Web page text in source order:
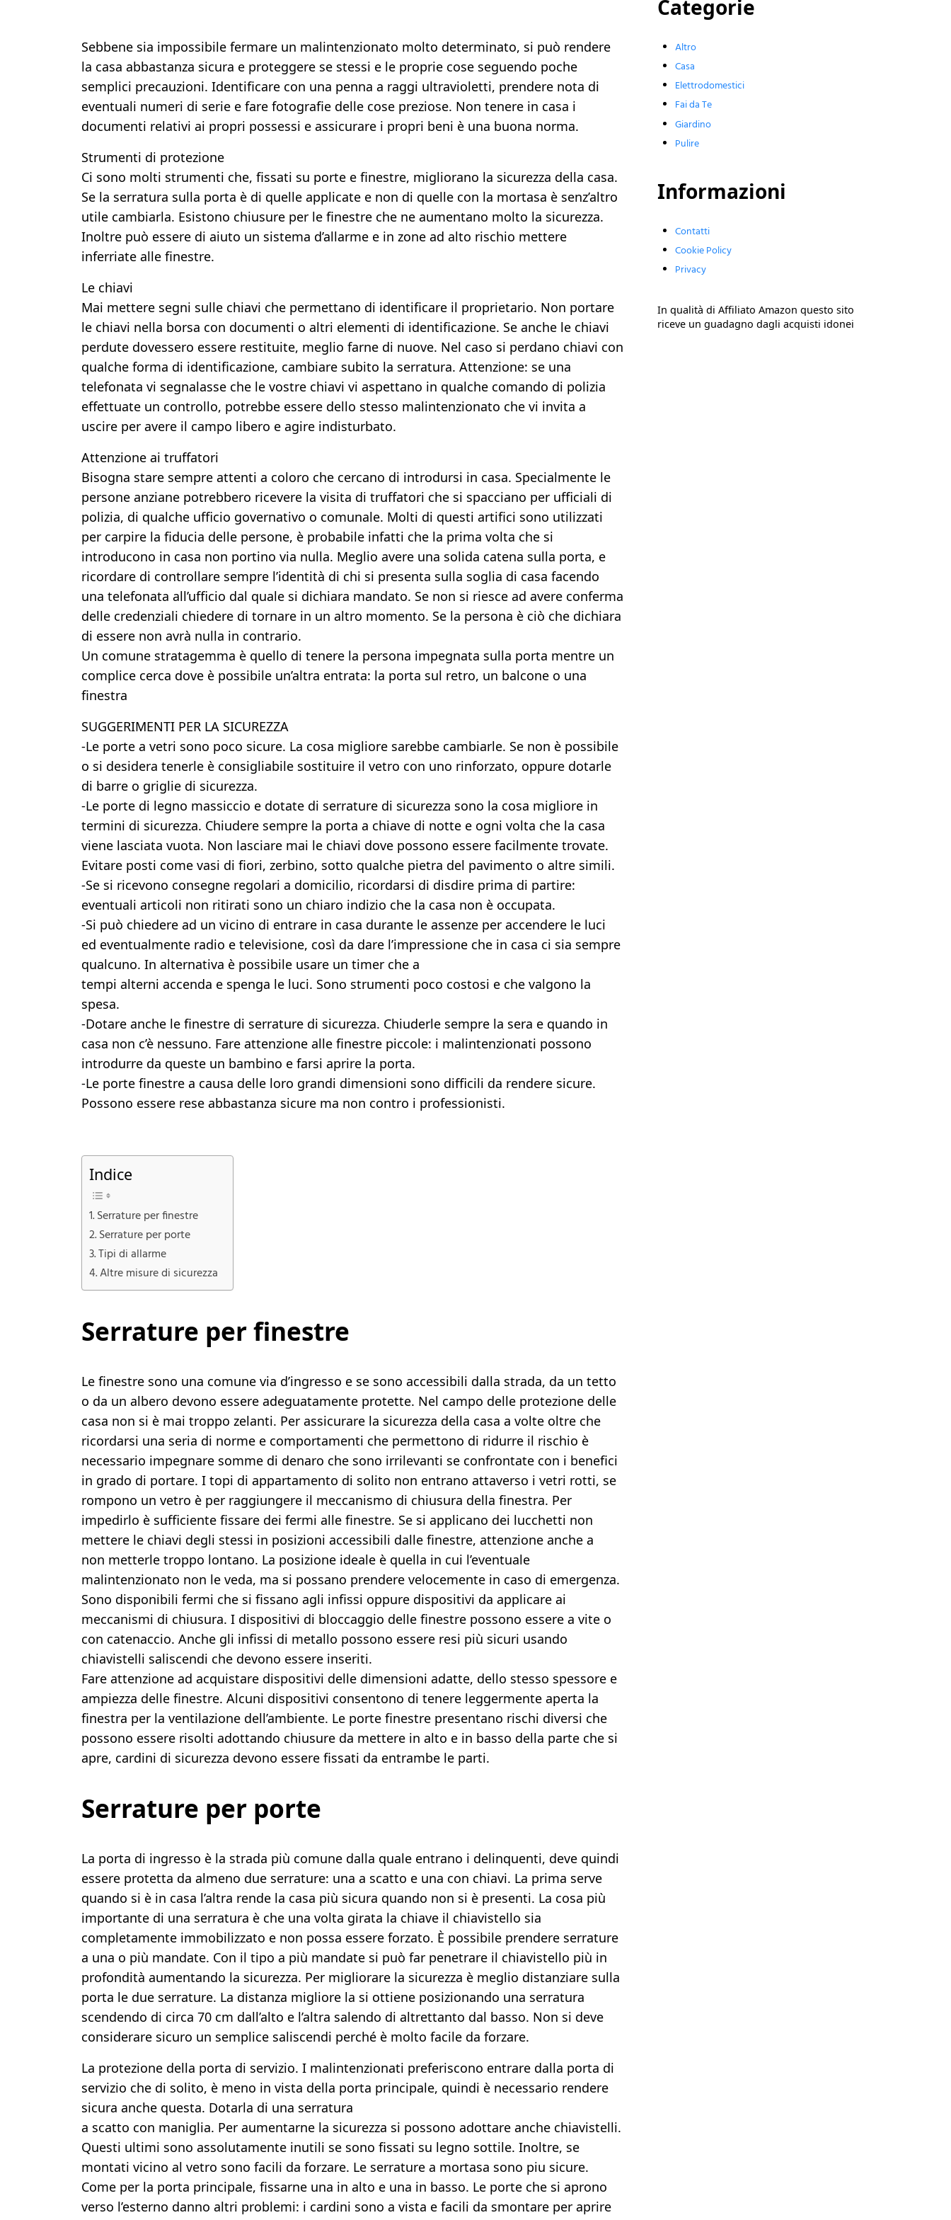
Sebbene sia impossibile fermare un malintenzionato molto determinato, si può rendere
la casa abbastanza sicura e proteggere se stessi e le proprie cose seguendo poche
semplici precauzioni. Identificare con una penna a raggi ultravioletti, prendere nota di
eventuali numeri di serie e fare fotografie delle cose preziose. Non tenere in casa i
documenti relativi ai propri possessi e assicurare i propri beni è una buona norma.
Strumenti di protezione
Ci sono molti strumenti che, fissati su porte e finestre, migliorano la sicurezza della casa.
Se la serratura sulla porta è di quelle applicate e non di quelle con la mortasa è senz’altro
utile cambiarla. Esistono chiusure per le finestre che ne aumentano molto la sicurezza.
Inoltre può essere di aiuto un sistema d’allarme e in zone ad alto rischio mettere
inferriate alle finestre.
Le chiavi
Mai mettere segni sulle chiavi che permettano di identificare il proprietario. Non portare
le chiavi nella borsa con documenti o altri elementi di identificazione. Se anche le chiavi
perdute dovessero essere restituite, meglio farne di nuove. Nel caso si perdano chiavi con
qualche forma di identificazione, cambiare subito la serratura. Attenzione: se una
telefonata vi segnalasse che le vostre chiavi vi aspettano in qualche comando di polizia
effettuate un controllo, potrebbe essere dello stesso malintenzionato che vi invita a
uscire per avere il campo libero e agire indisturbato.
Attenzione ai truffatori
Bisogna stare sempre attenti a coloro che cercano di introdursi in casa. Specialmente le
persone anziane potrebbero ricevere la visita di truffatori che si spacciano per ufficiali di
polizia, di qualche ufficio governativo o comunale. Molti di questi artifici sono utilizzati
per carpire la fiducia delle persone, è probabile infatti che la prima volta che si
introducono in casa non portino via nulla. Meglio avere una solida catena sulla porta, e
ricordare di controllare sempre l’identità di chi si presenta sulla soglia di casa facendo
una telefonata all’ufficio dal quale si dichiara mandato. Se non si riesce ad avere conferma
delle credenziali chiedere di tornare in un altro momento. Se la persona è ciò che dichiara
di essere non avrà nulla in contrario.
Un comune stratagemma è quello di tenere la persona impegnata sulla porta mentre un
complice cerca dove è possibile un’altra entrata: la porta sul retro, un balcone o una
finestra
SUGGERIMENTI PER LA SICUREZZA
-Le porte a vetri sono poco sicure. La cosa migliore sarebbe cambiarle. Se non è possibile
o si desidera tenerle è consigliabile sostituire il vetro con uno rinforzato, oppure dotarle
di barre o griglie di sicurezza.
-Le porte di legno massiccio e dotate di serrature di sicurezza sono la cosa migliore in
termini di sicurezza. Chiudere sempre la porta a chiave di notte e ogni volta che la casa
viene lasciata vuota. Non lasciare mai le chiavi dove possono essere facilmente trovate.
Evitare posti come vasi di fiori, zerbino, sotto qualche pietra del pavimento o altre simili.
-Se si ricevono consegne regolari a domicilio, ricordarsi di disdire prima di partire:
eventuali articoli non ritirati sono un chiaro indizio che la casa non è occupata.
-Si può chiedere ad un vicino di entrare in casa durante le assenze per accendere le luci
ed eventualmente radio e televisione, così da dare l’impressione che in casa ci sia sempre
qualcuno. In alternativa è possibile usare un timer che a
tempi alterni accenda e spenga le luci. Sono strumenti poco costosi e che valgono la
spesa.
-Dotare anche le finestre di serrature di sicurezza. Chiuderle sempre la sera e quando in
casa non c’è nessuno. Fare attenzione alle finestre piccole: i malintenzionati possono
introdurre da queste un bambino e farsi aprire la porta.
-Le porte finestre a causa delle loro grandi dimensioni sono difficili da rendere sicure.
Possono essere rese abbastanza sicure ma non contro i professionisti.
Indice
Serrature per finestre
Serrature per porte
Tipi di allarme
Altre misure di sicurezza
Serrature per finestre
Le finestre sono una comune via d’ingresso e se sono accessibili dalla strada, da un tetto
o da un albero devono essere adeguatamente protette. Nel campo delle protezione delle
casa non si è mai troppo zelanti. Per assicurare la sicurezza della casa a volte oltre che
ricordarsi una seria di norme e comportamenti che permettono di ridurre il rischio è
necessario impegnare somme di denaro che sono irrilevanti se confrontate con i benefici
in grado di portare. I topi di appartamento di solito non entrano attaverso i vetri rotti, se
rompono un vetro è per raggiungere il meccanismo di chiusura della finestra. Per
impedirlo è sufficiente fissare dei fermi alle finestre. Se si applicano dei lucchetti non
mettere le chiavi degli stessi in posizioni accessibili dalle finestre, attenzione anche a
non metterle troppo lontano. La posizione ideale è quella in cui l’eventuale
malintenzionato non le veda, ma si possano prendere velocemente in caso di emergenza.
Sono disponibili fermi che si fissano agli infissi oppure dispositivi da applicare ai
meccanismi di chiusura. I dispositivi di bloccaggio delle finestre possono essere a vite o
con catenaccio. Anche gli infissi di metallo possono essere resi più sicuri usando
chiavistelli saliscendi che devono essere inseriti.
Fare attenzione ad acquistare dispositivi delle dimensioni adatte, dello stesso spessore e
ampiezza delle finestre. Alcuni dispositivi consentono di tenere leggermente aperta la
finestra per la ventilazione dell’ambiente. Le porte finestre presentano rischi diversi che
possono essere risolti adottando chiusure da mettere in alto e in basso della parte che si
apre, cardini di sicurezza devono essere fissati da entrambe le parti.
Serrature per porte
La porta di ingresso è la strada più comune dalla quale entrano i delinquenti, deve quindi
essere protetta da almeno due serrature: una a scatto e una con chiavi. La prima serve
quando si è in casa l’altra rende la casa più sicura quando non si è presenti. La cosa più
importante di una serratura è che una volta girata la chiave il chiavistello sia
completamente immobilizzato e non possa essere forzato. È possibile prendere serrature
a una o più mandate. Con il tipo a più mandate si può far penetrare il chiavistello più in
profondità aumentando la sicurezza. Per migliorare la sicurezza è meglio distanziare sulla
porta le due serrature. La distanza migliore la si ottiene posizionando una serratura
scendendo di circa 70 cm dall’alto e l’altra salendo di altrettanto dal basso. Non si deve
considerare sicuro un semplice saliscendi perché è molto facile da forzare.
La protezione della porta di servizio. I malintenzionati preferiscono entrare dalla porta di
servizio che di solito, è meno in vista della porta principale, quindi è necessario rendere
sicura anche questa. Dotarla di una serratura
a scatto con maniglia. Per aumentarne la sicurezza si possono adottare anche chiavistelli.
Questi ultimi sono assolutamente inutili se sono fissati su legno sottile. Inoltre, se
montati vicino al vetro sono facili da forzare. Le serrature a mortasa sono piu sicure.
Come per la porta principale, fissarne una in alto e una in basso. Le porte che si aprono
verso l’esterno danno altri problemi: i cardini sono a vista e facili da smontare per aprire
Categorie
Altro
Casa
Elettrodomestici
Fai da Te
Giardino
Pulire
Informazioni
Contatti
Cookie Policy
Privacy
In qualità di Affiliato Amazon questo sito
riceve un guadagno dagli acquisti idonei